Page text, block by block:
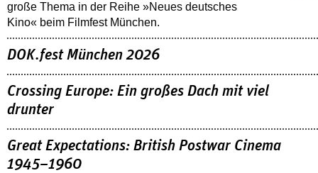
große Thema in der Reihe »Neues deutsches
Kino« beim Filmfest München.
DOK.fest München 2026
Crossing Europe: Ein großes Dach mit viel
drunter
Great Expectations: British Postwar Cinema
1945–1960